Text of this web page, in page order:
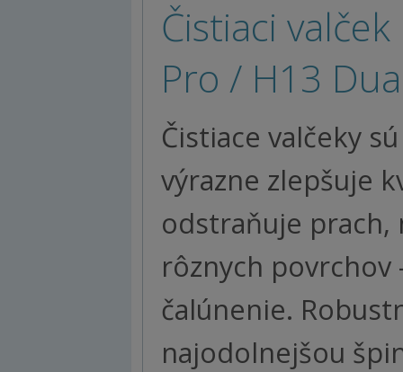
Čistiaci
Pro / H13
Čistiace valčeky
výrazne zlepšuje
odstraňuje prach,
rôznych
čalúnenie.
najodolnejšou